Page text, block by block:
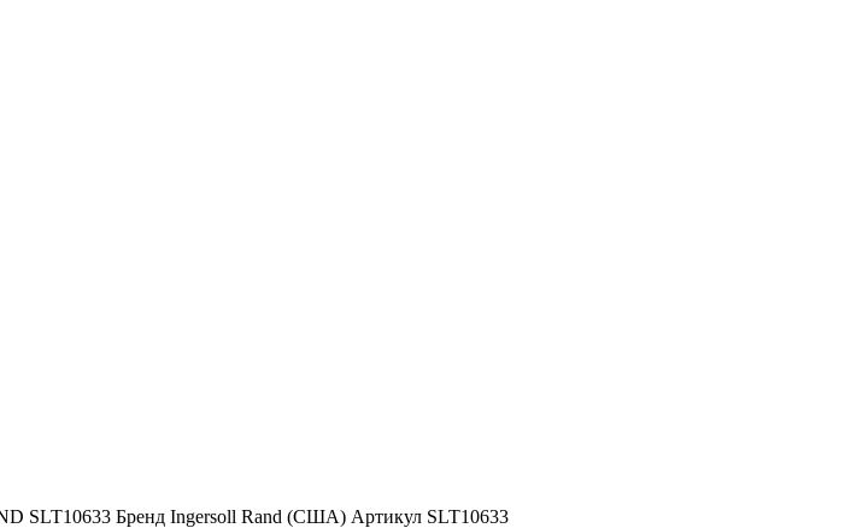
SLT10633 Бренд Ingersoll Rand (США) Артикул SLT10633